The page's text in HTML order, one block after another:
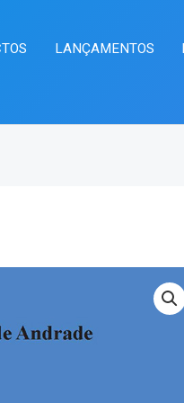
LANÇAMENTOS